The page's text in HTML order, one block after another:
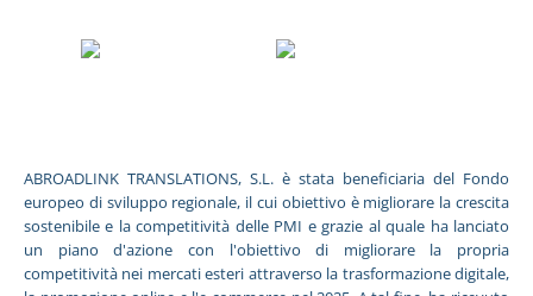
ABROADLINK TRANSLATIONS, S.L. è stata beneficiaria del Fondo
europeo di sviluppo regionale, il cui obiettivo è migliorare la crescita
sostenibile e la competitività delle PMI e grazie al quale ha lanciato
un piano d'azione con l'obiettivo di migliorare la propria
competitività nei mercati esteri attraverso la trasformazione digitale,